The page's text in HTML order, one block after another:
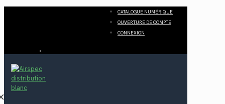
CATALOGUE NUMÉRIQUE
OUVERTURE DE COMPTE
CONNEXION